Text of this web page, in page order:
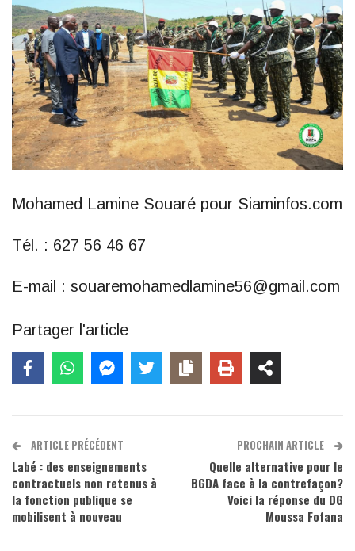
Mohamed Lamine Souaré pour Siaminfos.com
Tél. : 627 56 46 67
E-mail : souaremohamedlamine56@gmail.com
Partager l'article
ARTICLE PRÉCÉDENT
Labé : des enseignements
contractuels non retenus à
la fonction publique se
mobilisent à nouveau
PROCHAIN ARTICLE
Quelle alternative pour le
BGDA face à la contrefaçon?
Voici la réponse du DG
Moussa Fofana